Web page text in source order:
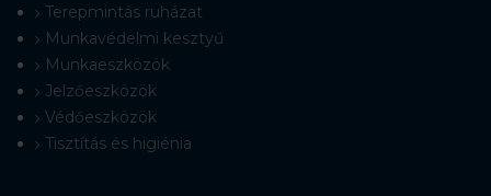
Terepmintás ruházat
Munkavédelmi kesztyű
Munkaeszközök
Jelzőeszközök
Védőeszközök
Tisztítás és higiénia